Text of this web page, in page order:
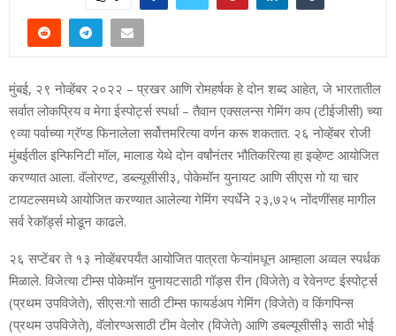
मुंबई, २९ नोव्‍हेंबर २०२२ – प्रखर आणि रोमहर्षक हे दोन शब्‍द आहेत, जे भारतातील
सर्वात लोकप्रिय व मेगा ईस्‍पोर्ट्स स्‍पर्धा – तैवान एक्‍सलन्‍स गेमिंग कप (टीईजीसी) च्‍या
९व्‍या पर्वाच्‍या ग्रॅण्‍ड फिनालेला सर्वोत्तमरित्‍या वर्णन करू शकतात. २६ नोव्‍हेंबर रोजी
मुंबईतील इन्फिनिटी मॉल, मालाड येथे दोन वर्षांनंतर भौतिकरित्‍या हा इव्‍हेण्‍ट आयोजित
करण्‍यात आला. वॅलोरण्‍ट, डब्‍ल्‍यूसीसी३, पोकेमॉन युनायट आणि सीएस गो या चार
टायटल्‍समध्‍ये आयोजित करण्‍यात आलेल्‍या गेमिंग स्‍पर्धेने २३,७२५ नोंदणींसह मागील
सर्व रेकॉर्ड्स मोडून काढले.
२६ सप्‍टेंबर ते १३ नोव्‍हेंबरपर्यंत आयोजित पात्रता फेऱ्यांमधून आम्‍हाला अव्‍वल स्‍पर्धक
मिळाले. विजेत्‍या टीम्‍स पोकेमॉन युनायटसाठी गॉड्स रीन (विजेते) व रेवेनण्‍ट ईस्‍पोर्ट्स
(प्रथम उपविजेते), सीएस:गो साठी टीम्‍स फायर्डअप गेमिंग (विजेते) व किंगपिन्‍स
(प्रथम उपविजेते), वॅलोरण्‍असाठी टीम वेलोर (विजेते) आणि डबल्‍यूसीसी३ साठी भोई